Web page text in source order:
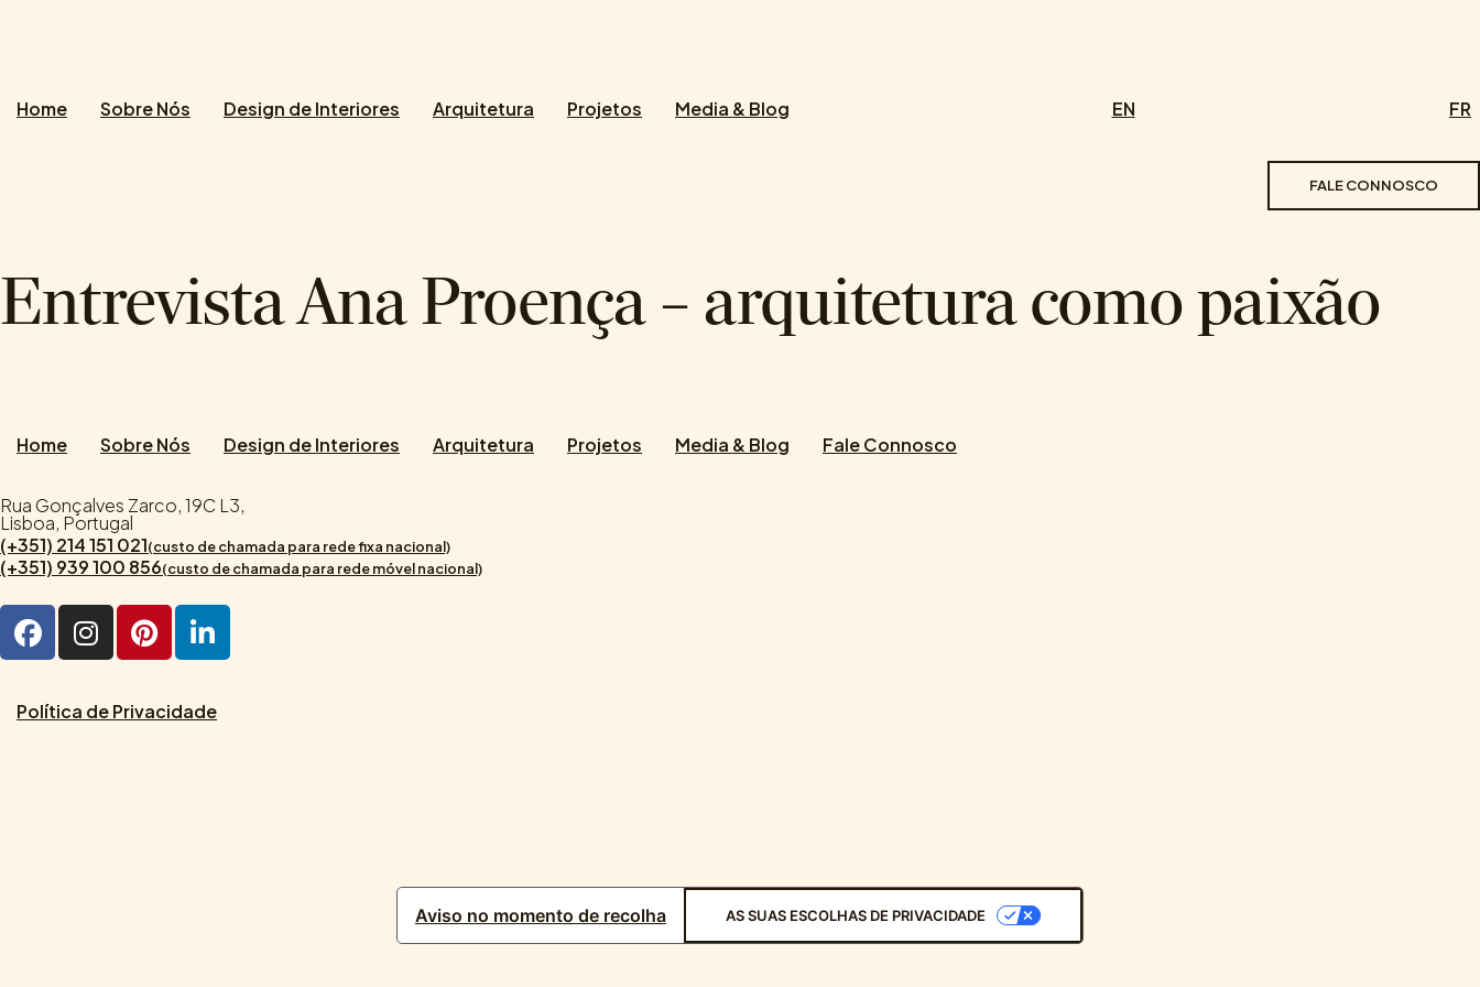
Home Sobre Nós Design de Interiores Arquitetura Projetos Media & Blog EN FR
FALE CONNOSCO
Entrevista Ana Proença – arquitetura como paixão
Home Sobre Nós Design de Interiores Arquitetura Projetos Media & Blog Fale Connosco
Rua Gonçalves Zarco, 19C L3,
Lisboa, Portugal
(+351) 214 151 021(custo de chamada para rede fixa nacional)
(+351) 939 100 856(custo de chamada para rede móvel nacional)
Política de Privacidade
Aviso no momento de recolha AS SUAS ESCOLHAS DE PRIVACIDADE